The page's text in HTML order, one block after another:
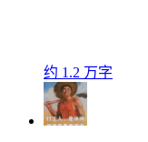
约 1.2 万字